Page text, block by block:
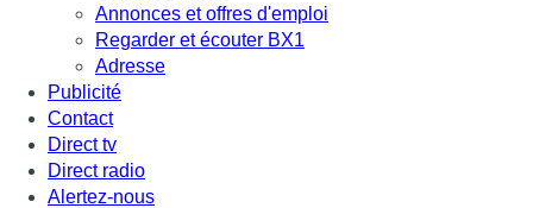
Annonces et offres d'emploi
Regarder et écouter BX1
Adresse
Publicité
Contact
Direct tv
Direct radio
Alertez-nous